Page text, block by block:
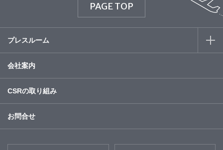
PAGE TOP
プレスルーム
会社案内
CSRの取り組み
お問合せ